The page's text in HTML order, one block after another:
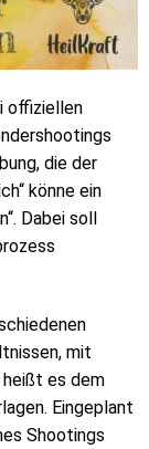
offiziellen
die der
könne ein
Dabei soll
mit
heißt es dem
Eingeplant
Shootings